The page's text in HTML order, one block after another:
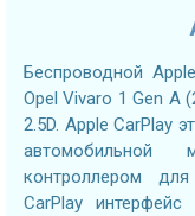
Беспроводной
Opel Vivaro 1 Gen A
2.5D. Apple CarPlay
контроллером
CarPlay